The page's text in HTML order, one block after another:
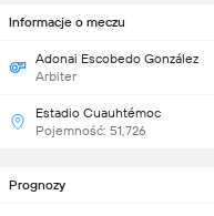
Informacje o meczu
Adonai Escobedo González
Arbiter
Estadio Cuauhtémoc
Pojemność: 51,726
Prognozy